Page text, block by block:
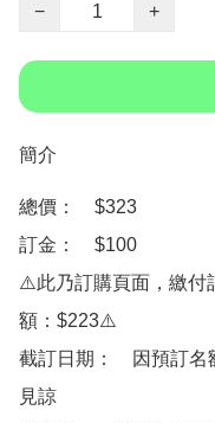
−
+
簡介
總價：　$323
訂金：　$100
⚠️此乃訂購頁面，繳付
額：$223⚠️
截訂日期：　因預訂
見諒